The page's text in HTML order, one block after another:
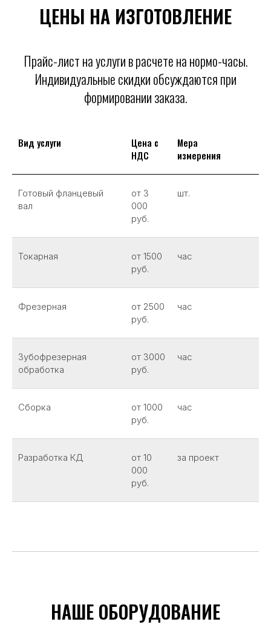
ЦЕНЫ НА ИЗГОТОВЛЕНИЕ
Прайс-лист на услуги в расчете на нормо-часы.
Индивидуальные скидки обсуждаются при
формировании заказа.
Вид услуги
Цена с
НДС
Мера
измерения
Готовый фланцевый
вал
от 3
000
руб.
шт.
Токарная
от 1500
руб.
час
Фрезерная
от 2500
руб.
час
Зубофрезерная
обработка
от 3000
руб.
час
Сборка
от 1000
руб.
час
Разработка КД
от 10
000
руб.
за проект
НАШЕ ОБОРУДОВАНИЕ